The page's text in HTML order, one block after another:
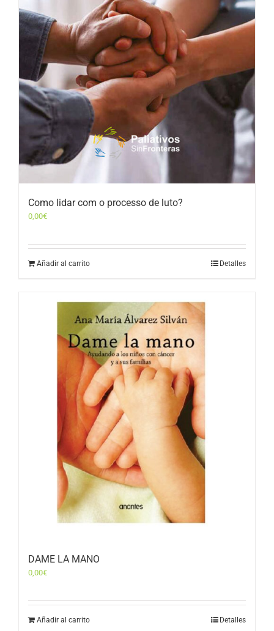
Como lidar com o processo de luto?
0,00€
Añadir al carrito Detalles
DAME LA MANO
0,00€
Añadir al carrito Detalles